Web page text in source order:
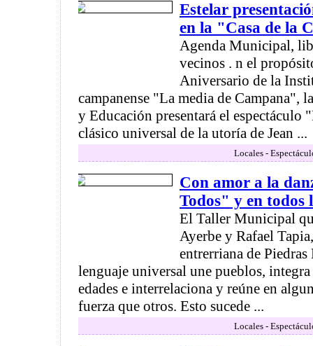
Estelar
en la "Casa de la
Agenda Municipal,
vecinos . n el
Aniversario de la
campanense "La media de Campana",
y Educación presentará el espectáculo
clásico universal de la utoría de Jean ...
Locales -
Con amor a la
Todos" y en todos
El Taller Municipal
Ayerbe y Rafael
entrerriana de Piedras
lenguaje universal une pueblos,
edades e interrelaciona y reúne en
fuerza que otros. Esto sucede ...
Locales -